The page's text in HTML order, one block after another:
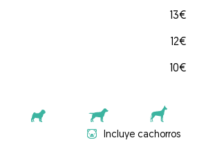
13€
12€
10€
Incluye cachorros